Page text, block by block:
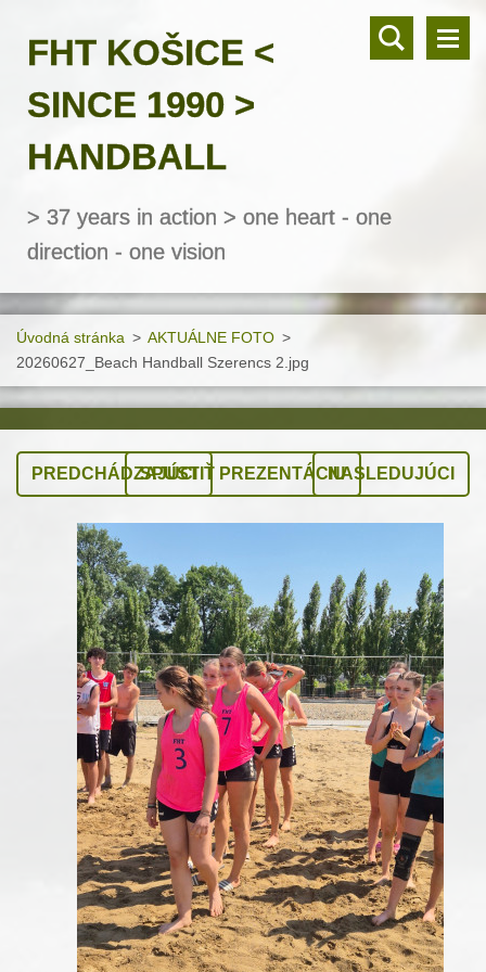
FHT KOŠICE <
SINCE 1990 >
HANDBALL
> 37 years in action > one heart - one
direction - one vision
Úvodná stránka > AKTUÁLNE FOTO >
20260627_Beach Handball Szerencs 2.jpg
PREDCHÁDZAJÚCISPUSTIŤ PREZENTÁCIUNASLEDUJÚCI